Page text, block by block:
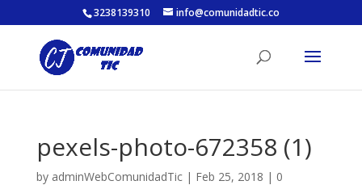
3238139310 info@comunidadtic.co
pexels-photo-672358 (1)
by adminWebComunidadTic| Feb 25, 2018 | 0